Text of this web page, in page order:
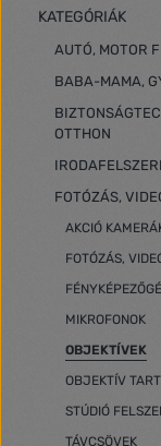
KATEGÓRIÁK
AUTÓ, MOTOR
BABA-MAMA,
OTTHON
FOTÓZÁS,
AKCIÓ
FOTÓZÁS,
MIKROFONOK
OBJEKTÍVEK
OBJEKTÍV
STÚDIÓ
TÁVCSÖVEK